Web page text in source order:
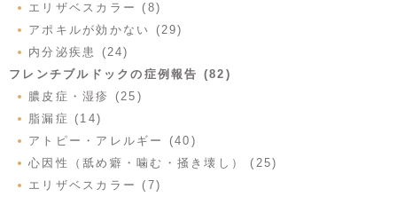
エリザベスカラー (8)
アポキルが効かない (29)
内分泌疾患 (24)
フレンチブルドックの症例報告 (82)
膿皮症・湿疹 (25)
脂漏症 (14)
アトピー・アレルギー (40)
心因性（舐め癖・噛む・掻き壊し） (25)
エリザベスカラー (7)